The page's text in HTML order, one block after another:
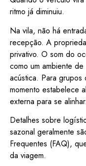
ritmo já diminuiu.
Na vila, não há
recepção. A
privativo. O som do
como um ambiente
acústica. Para grupos
momento estabelece
externa para se alinhar.
Detalhes sobre
sazonal geralmente
Frequentes (FAQ),
da viagem.